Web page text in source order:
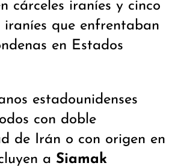
cárceles iraníes y cinco
iraníes que enfrentaban
en Estados
estadounidenses
con doble
de Irán o con origen en
a Siamak